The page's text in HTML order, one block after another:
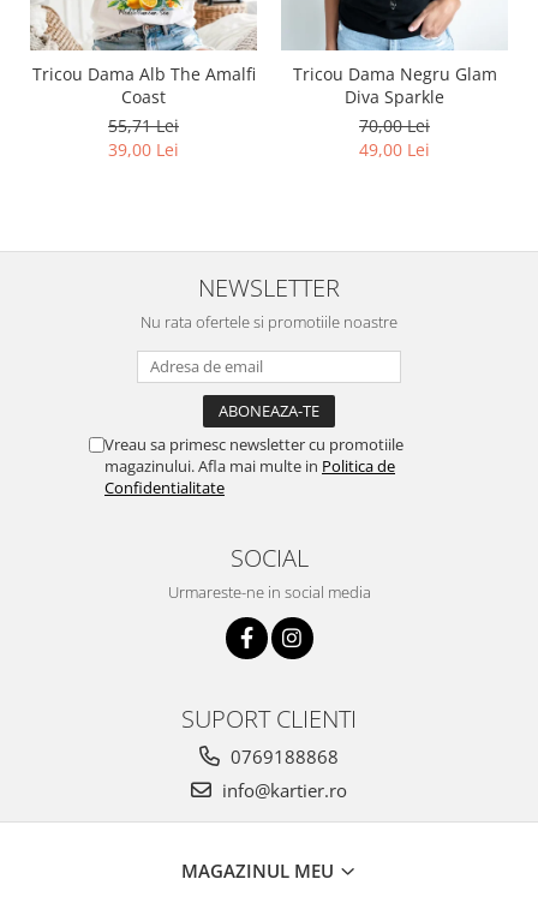
Tricou Dama Alb The Amalfi
Coast
55,71 Lei
39,00 Lei
Tricou Dama Negru Glam
Diva Sparkle
70,00 Lei
49,00 Lei
NEWSLETTER
Nu rata ofertele si promotiile noastre
Vreau sa primesc newsletter cu promotiile
magazinului. Afla mai multe in Politica de
Confidentialitate
SOCIAL
Urmareste-ne in social media
SUPORT CLIENTI
0769188868
info@kartier.ro
MAGAZINUL MEU